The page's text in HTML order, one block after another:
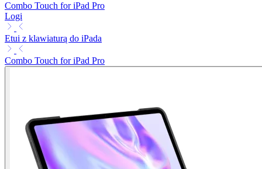
Combo Touch for iPad Pro
Logi
Etui z klawiaturą do iPada
Combo Touch for iPad Pro